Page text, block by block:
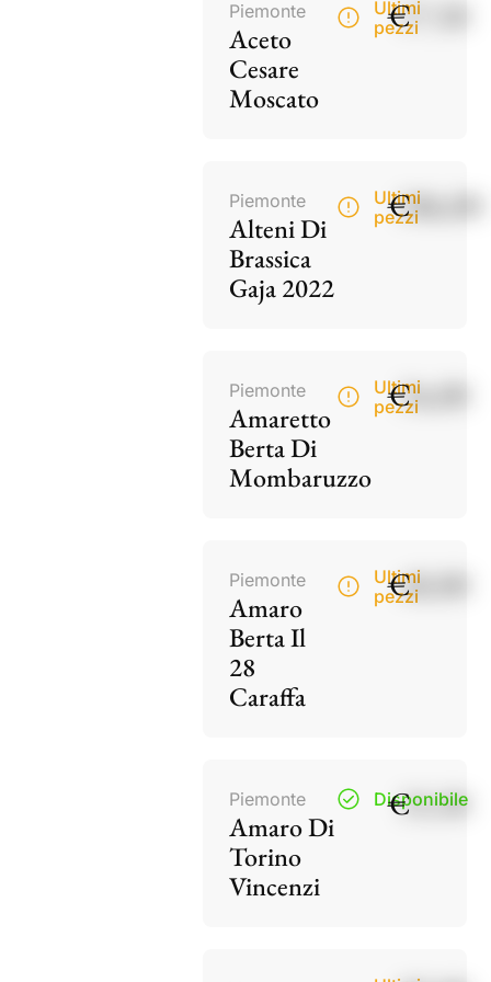
Piemonte
Aceto
Cesare
Moscato
Ultimi
pezzi
€17,50
Piemonte
Alteni Di
Brassica
Gaja 2022
Ultimi
pezzi
€186,00
Piemonte
Amaretto
Berta Di
Mombaruzzo
Ultimi
pezzi
€34,00
Piemonte
Amaro
Berta Il
28
Caraffa
Ultimi
pezzi
€40,00
Piemonte
Amaro Di
Torino
Vincenzi
Disponibile
€15,50